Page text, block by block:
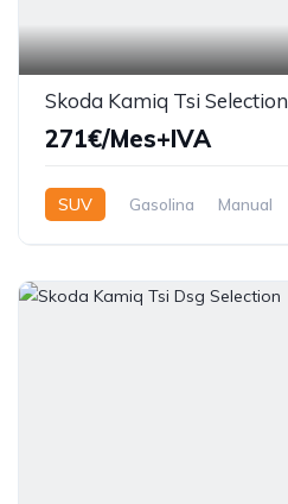
Skoda Kamiq Tsi Selection
271€/Mes+IVA
SUV Gasolina Manual